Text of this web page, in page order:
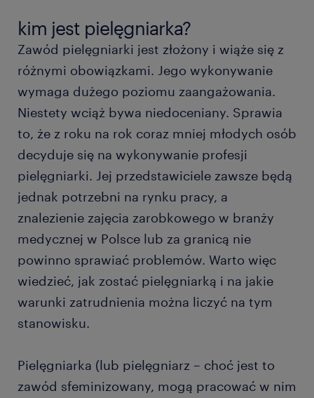
ile zarabia pielęgniarka?
kto może zostać pielęgniarką?
jakie są przeciwwskazania do pracy na
stanowisku pielęgniarki?
kim jest pielęgniarka?
Zawód pielęgniarki jest złożony i wiąże się z
różnymi obowiązkami. Jego wykonywanie
wymaga dużego poziomu zaangażowania.
Niestety wciąż bywa niedoceniany. Sprawia
to, że z roku na rok coraz mniej młodych osób
decyduje się na wykonywanie profesji
pielęgniarki. Jej przedstawiciele zawsze będą
jednak potrzebni na rynku pracy, a
znalezienie zajęcia zarobkowego w branży
medycznej w Polsce lub za granicą nie
powinno sprawiać problemów. Warto więc
wiedzieć, jak zostać pielęgniarką i na jakie
warunki zatrudnienia można liczyć na tym
stanowisku.
Pielęgniarka (lub pielęgniarz – choć jest to
zawód sfeminizowany, mogą pracować w nim